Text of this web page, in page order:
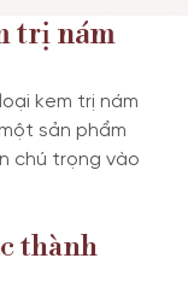
trị nám
kem trị nám
sản phẩm
chú trọng vào
thành